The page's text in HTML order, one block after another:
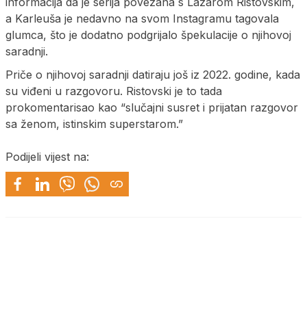
a Karleuša je nedavno na svom Instagramu tagovala
glumca, što je dodatno podgrijalo špekulacije o njihovoj
saradnji.
Priče o njihovoj saradnji datiraju još iz 2022. godine, kada
su viđeni u razgovoru. Ristovski je to tada
prokomentarisao kao “slučajni susret i prijatan razgovor
sa ženom, istinskim superstarom.”
Podijeli vijest na: